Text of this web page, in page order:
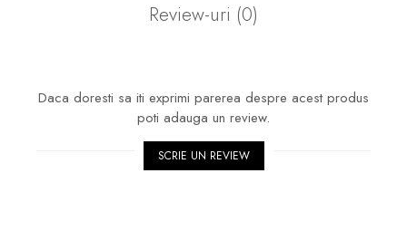
Review-uri (0)
Daca doresti sa iti exprimi parerea despre acest produs
poti adauga un review.
SCRIE UN REVIEW